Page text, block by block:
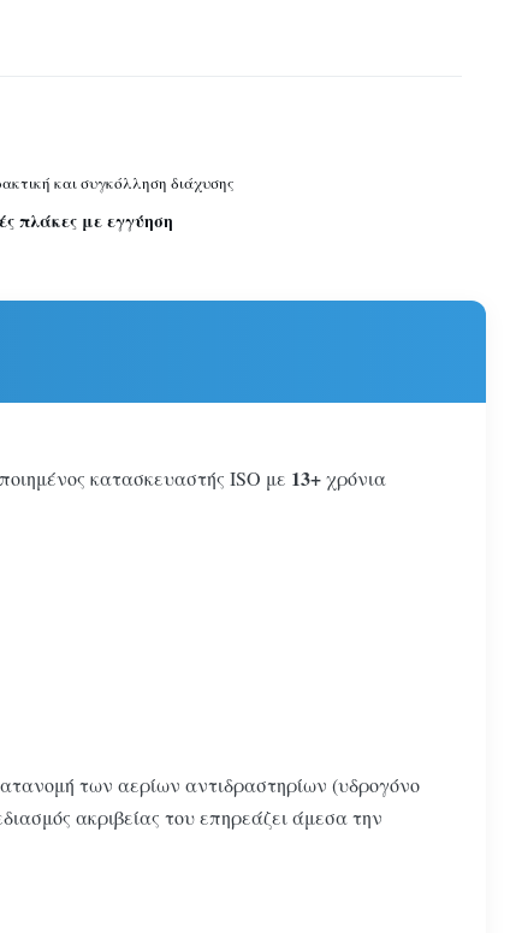
και συγκόλληση διάχυσης
πλάκες με εγγύηση
κατασκευαστής ISO με 13+χρόνια
των αερίων αντιδραστηρίων (υδρογόνο
ακριβείας του επηρεάζει άμεσα την